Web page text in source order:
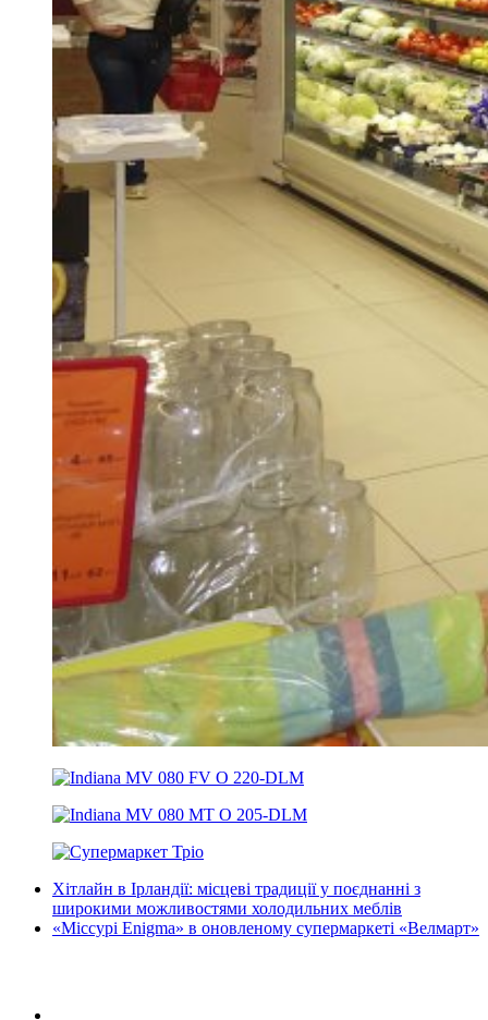
Хітлайн в Ірландії: місцеві традиції у поєднанні з
широкими можливостями холодильних меблів
«Міссурі Enigma» в оновленому супермаркеті «Велмарт»